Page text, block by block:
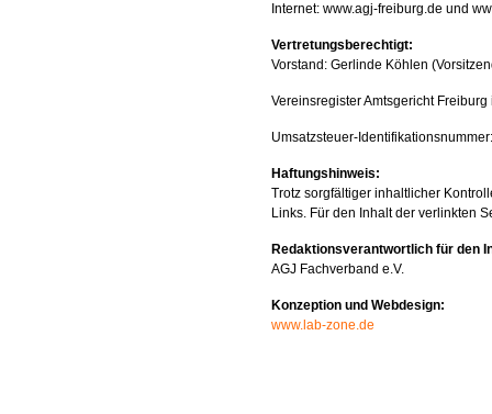
Internet: www.agj-freiburg.de und
Vertretungsberechtigt:
Vorstand: Gerlinde Köhlen
Vereinsregister Amtsgericht
Umsatzsteuer-
Haftungshinweis:
Trotz sorgfältiger inhaltlicher
Links. Für den Inhalt der verlinkten
Redaktionsverantwortlich für den
AGJ Fachverband e.V.
Konzeption und Webdesign:
www.lab-zone.de